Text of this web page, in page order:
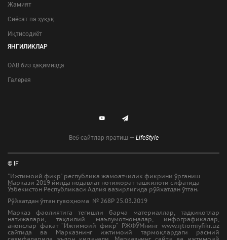
Жамият
Сиёсат ва ҳуқуқ
Иқтисодиёт
ЯНГИЛИКЛАР
ОАВ биз ҳақимизда
Галерея
Веб-сайтлар яратиш — LifeStyle
© IF
"Ижтимоий фикр" республика жамоатчилик фикрини ўрганиш
Маркази 2019 йилда нодавлат нотижорат ташкилоти сифатида
Ўзбекистон Республикаси Адлия вазирлигида рўйхатдан ўтган.
Рўйхатдан ўтган гувоҳнома № 268Р 25.03.2019
Марказ фаолиятига тегишли барча материаллар, тадқиқотлар
натижалари, таҳлилий маълумотномалар, инфографикалар,
анонслар фақат “Ижтимоий фикр” РЖФЎМнинг www.ijtiomiyfikr.uz
сайтида ва Марказнинг ижтимоий тармоқлардаги расмий